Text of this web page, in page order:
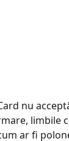
nu
limbile
ar fi